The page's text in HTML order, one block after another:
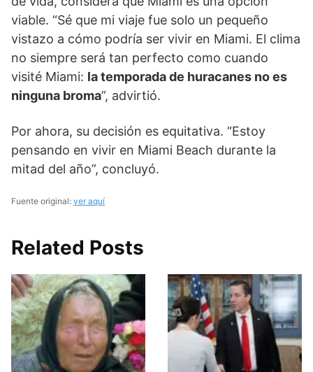
viable. “Sé que mi viaje fue solo un pequeño
vistazo a cómo podría ser vivir en Miami. El clima
no siempre será tan perfecto como cuando
visité Miami: la temporada de huracanes no es
ninguna broma”, advirtió.
Por ahora, su decisión es equitativa. “Estoy
pensando en vivir en Miami Beach durante la
mitad del año”, concluyó.
Fuente original: ver aquí
Related Posts